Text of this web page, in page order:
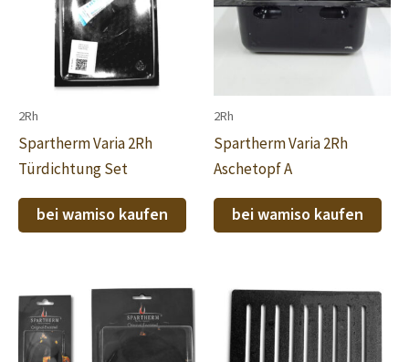
2Rh
Spartherm Varia 2Rh
Türdichtung Set
bei wamiso kaufen
2Rh
Spartherm Varia 2Rh
Aschetopf A
bei wamiso kaufen